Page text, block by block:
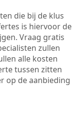
die bij de klus
is hiervoor de
Vraag gratis
zullen
alle kosten
tussen zitten
op de aanbieding